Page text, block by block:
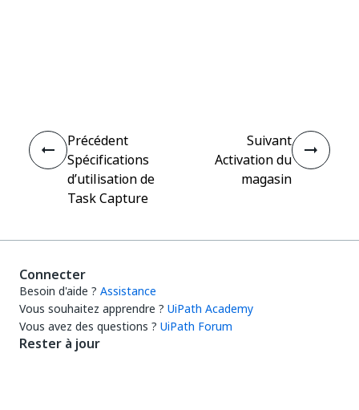
Précédent
Spécifications
d’utilisation de
Task Capture
Suivant
Activation du
magasin
Connecter
Besoin d'aide ? Assistance
Vous souhaitez apprendre ? UiPath Academy
Vous avez des questions ? UiPath Forum
Rester à jour